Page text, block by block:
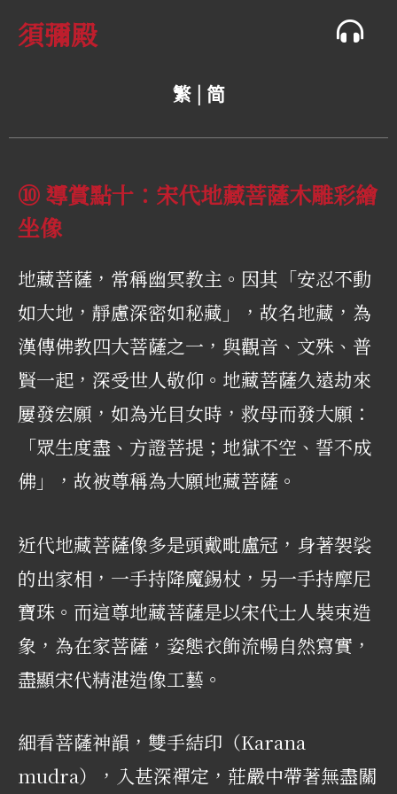
須彌殿
繁 | 简
⑩ 導賞點十：宋代地藏菩薩木雕彩繪
坐像
地藏菩薩，常稱幽冥教主。因其「安忍不動
如大地，靜慮深密如秘藏」，故名地藏，為
漢傳佛教四大菩薩之一，與觀音、文殊、普
賢一起，深受世人敬仰。地藏菩薩久遠劫來
屢發宏願，如為光目女時，救母而發大願：
「眾生度盡、方證菩提；地獄不空、誓不成
佛」，故被尊稱為大願地藏菩薩。
近代地藏菩薩像多是頭戴毗盧冠，身著袈裟
的出家相，一手持降魔錫杖，另一手持摩尼
寶珠。而這尊地藏菩薩是以宋代士人裝束造
象，為在家菩薩，姿態衣飾流暢自然寫實，
盡顯宋代精湛造像工藝。
細看菩薩神韻，雙手結印（Karana
mudra），入甚深禪定，莊嚴中帶著無盡關